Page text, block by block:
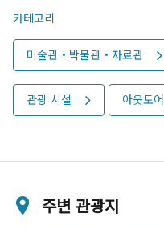
카테고리
미술관・박물관・자료관
관광 시설 아웃도어
주변 관광지